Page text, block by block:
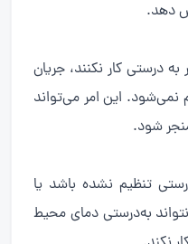
دهد.
به درستی کار نکنند، جریان
نمی‌شود. این امر می‌تواند
شود.
تنظیم نشده باشد یا
به‌درستی دمای محیط